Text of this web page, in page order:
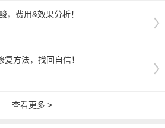
，费用&效果分析！
方法，找回自信！
查看更多 >